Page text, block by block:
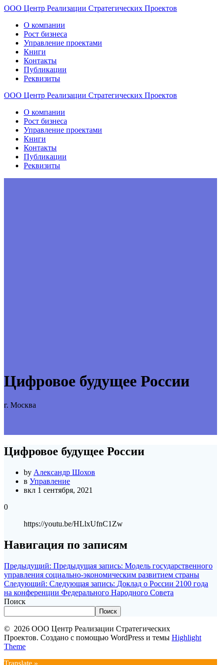
ООО Центр Реализации Стратегических Проектов
О компании
Рост бизнеса
Управление проектами
Книги
Контакты
Публикации
Реквизиты
ООО Центр Реализации Стратегических Проектов
О компании
Рост бизнеса
Управление проектами
Книги
Контакты
Публикации
Реквизиты
Цифровое будущее России
г. Москва
Цифровое будущее России
by Александр Шохов
в Управление
вкл 1 сентября, 2021
0
https://youtu.be/HLlxUfnC1Zw
Навигация по записям
Предыдущий: Предыдущая запись: Модель государственного
управления социально-экономическим развитием страны
Следующий: Следующая запись: Доклад о России 2100 года
на конференции Федерального Народного Совета
Поиск
Поиск
© 2026 ООО Центр Реализации Стратегических
Проектов. Создано с помощью WordPress и темы Highlight
Theme
Translate »